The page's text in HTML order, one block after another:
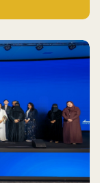
الذكاء الاصطناعي: